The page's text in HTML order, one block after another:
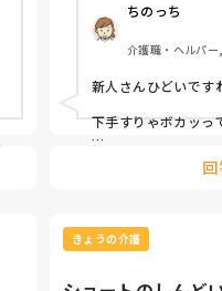
認知症の利用者さん
で叩く、叫ぶで大変
新人スタッフを呼び
散歩名目で数人のス
１５分位で戻り認知
^_^
組織は川上から腐る
う。誰でもいいから
だろうしねぇ
ᕦ(ò_óˇ)ᕤ
管理者は他人事でさ
ちのっち
介護職・ヘルパ
新人さんひどいです
下手すりゃボカッっ
明日は我が身、親
思ったらたとえ知
って思いますけどね。
きょうの介護